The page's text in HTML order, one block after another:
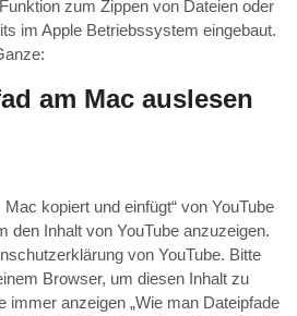
zum Zippen von Dateien oder
im Apple Betriebssystem eingebaut.
am Mac auslesen
kopiert und einfügt“ von YouTube
den Inhalt von YouTube anzuzeigen.
von YouTube. Bitte
Browser, um diesen Inhalt zu
immer anzeigen „Wie man Dateipfade